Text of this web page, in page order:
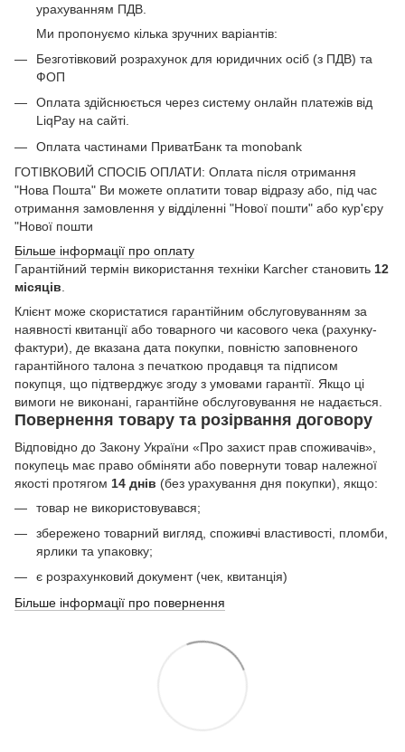
урахуванням ПДВ.
Ми пропонуємо кілька зручних варіантів:
Безготівковий розрахунок для юридичних осіб (з ПДВ) та
ФОП
Оплата здійснюється через систему онлайн платежів від
LiqPay на сайті.
Оплата частинами ПриватБанк та monobank
ГОТІВКОВИЙ СПОСІБ ОПЛАТИ: Оплата після отримання
"Нова Пошта" Ви можете оплатити товар відразу або, під час
отримання замовлення у відділенні "Нової пошти" або кур'єру
"Нової пошти
Більше інформації про оплату
Гарантійний термін використання техніки Karcher становить 12
місяців
Клієнт може скористатися гарантійним обслуговуванням за
наявності квитанції або товарного чи касового чека (рахунку-
фактури), де вказана дата покупки, повністю заповненого
гарантійного талона з печаткою продавця та підписом
покупця, що підтверджує згоду з умовами гарантії. Якщо ці
вимоги не виконані, гарантійне обслуговування не надається.
Повернення товару та розірвання договору
Відповідно до Закону України «Про захист прав споживачів»,
покупець має право обміняти або повернути товар належної
якості протягом 14 днів (без урахування дня покупки), якщо:
товар не використовувався;
збережено товарний вигляд, споживчі властивості, пломби,
ярлики та упаковку;
є розрахунковий документ (чек, квитанція)
Більше інформації про повернення